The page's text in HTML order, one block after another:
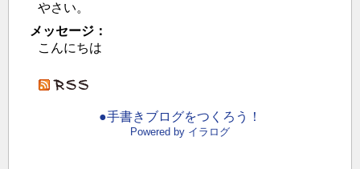
やさい。
メッセージ：
こんにちは
●手書きブログをつくろう！
Powered by イラログ